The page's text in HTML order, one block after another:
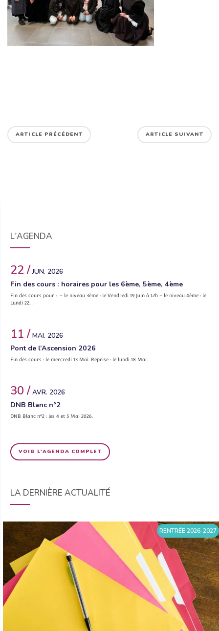
ARTICLE PRÉCÉDENT ARTICLE SUIVANT
L'AGENDA
22 /JUN. 2026
Fin des cours : horaires pour les 6ème, 5ème, 4ème
Fin des cours pour : – le niveau 3ème : le Vendredi 19 Juin à 12h – le niveau 4ème : le
Lundi 22…
11 / MAI. 2026
Pont de l’Ascension 2026
Fin des cours : le mercredi 13 Mai. Reprise : le lundi 18 Mai.
30 / AVR. 2026
DNB Blanc n°2
DNB Blanc n°2 : les 4 et 5 Mai 2026.
VOIR L'AGENDA COMPLET
LA DERNIÈRE ACTUALITÉ
RENTRÉE 2026-2027